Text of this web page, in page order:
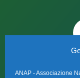
ANAP - Associazione